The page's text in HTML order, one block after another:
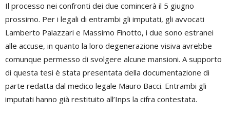
Il processo nei confronti dei due comincerà il 5 giugno
prossimo. Per i legali di entrambi gli imputati, gli avvocati
Lamberto Palazzari e Massimo Finotto, i due sono estranei
alle accuse, in quanto la loro degenerazione visiva avrebbe
comunque permesso di svolgere alcune mansioni. A supporto
di questa tesi è stata presentata della documentazione di
parte redatta dal medico legale Mauro Bacci. Entrambi gli
imputati hanno già restituito all’Inps la cifra contestata.